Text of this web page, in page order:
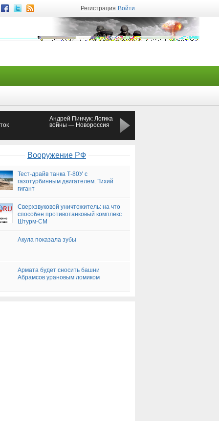
Регистрация Войти
Андрей Пинчук: Логика
войны — Новороссия
Вооружение РФ
Тест-драйв танка Т-80У с
газотурбинным двигателем. Тихий
гигант
Сверхзвуковой уничтожитель: на что
способен противотанковый комплекс
Штурм-СМ
Акула показала зубы
Армата будет сносить башни
Абрамсов урановым ломиком